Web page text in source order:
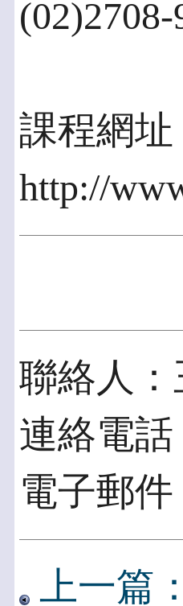
課程網址
http://
聯絡人：
連絡電話
電子郵件
上一篇